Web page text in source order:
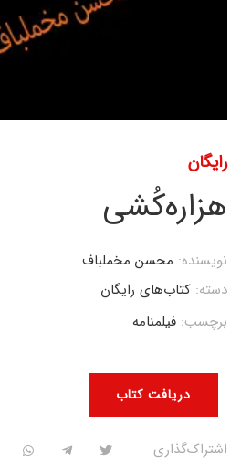
رایگان
هزاره‌کُشی
دریافت کتاب
نویسنده: محسن مخملباف
دسته: کتاب‌های رایگان
برچسب: فیلمنامه
اشتراک‌گذاری